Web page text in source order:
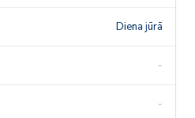
Diena jūrā
-
-